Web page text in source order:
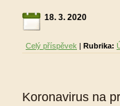
18. 3. 2020
Celý příspěvek | Rubrika:
Koronavirus na